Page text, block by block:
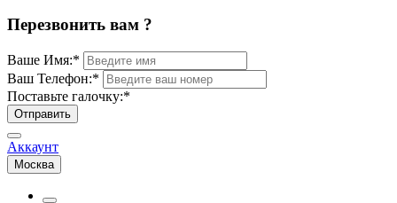
Перезвонить вам ?
Ваше Имя:*
Ваш Телефон:*
Поставьте галочку:*
Отправить
Аккаунт
Москва